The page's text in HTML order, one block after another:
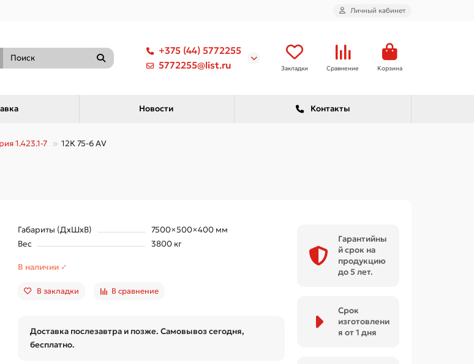
Личный кабинет
+375 (44) 5772255
5772255@list.ru
Закладки Сравнение Корзина
Новости Контакты
1.423.1-7 12К 75-6 АV
Габариты (ДхШхВ)
7500×500×400 мм
Вес
3800 кг
В наличии ✓
В закладки В сравнение
Доставка послезавтра и позже. Самовывоз сегодня,
бесплатно.
Гарантийны
й срок на
продукцию
до 5 лет.
Срок
изготовлени
я от 1 дня